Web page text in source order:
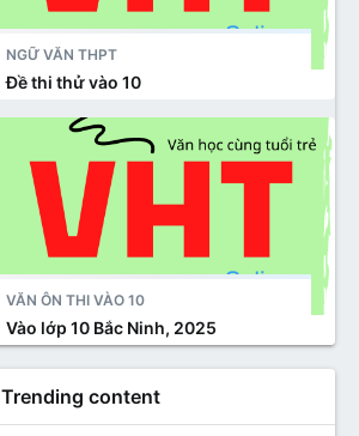
NGỮ VĂN THPT
Đề thi thử vào 10
VĂN ÔN THI VÀO 10
Vào lớp 10 Bắc Ninh, 2025
Trending content